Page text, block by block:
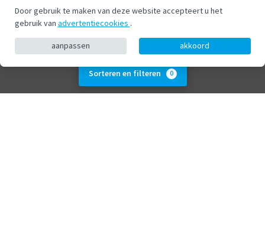
Sorteren en filteren 0
Door gebruik te maken van deze website accepteert u het
gebruik van advertentiecookies .
aanpassen akkoord